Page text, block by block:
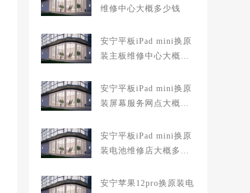
维修中心大概多少钱
安宁平板iPad mini换原
装主板维修中心大概多
安宁平板iPad mini换原
装屏幕服务网点大概多
安宁平板iPad mini换原
装电池维修店大概多少
安宁苹果12pro换原装电